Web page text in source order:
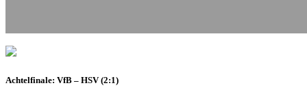
Achtelfinale: VfB – HSV (2:1)